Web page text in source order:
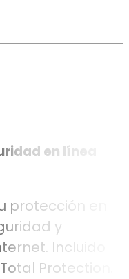
en línea
en
y
Incluido
Protection.